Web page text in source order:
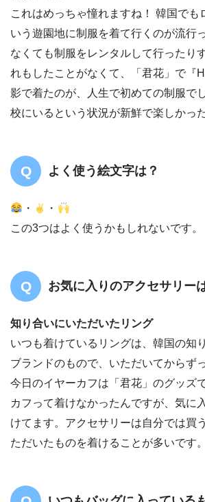
これはめっちゃ憧れますね！ 韓国でも
いう遊園地に制服を着て行くのが流行
なくても制服をレンタルして行ったり
れもしたことがなくて、「君花」で『
影で着たのが、人生で初めての制服で
校にいるという状況が新鮮で楽しかっ
よく使う絵文字は？
・
・
この3つはよく使うかもしれないです。
お気に入りのアクセサリー
知り合いにいただいたリング
いつも着けているリングは、韓国の知
ブランドのもので、いただいてからず
今日のイヤーカフは「君花」のグッズ
カフって着けなかったんですが、気に
けてます。アクセサリーは自分では買
ただいたものを着けることが多いです。